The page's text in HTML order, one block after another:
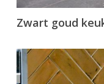
Zwart goud